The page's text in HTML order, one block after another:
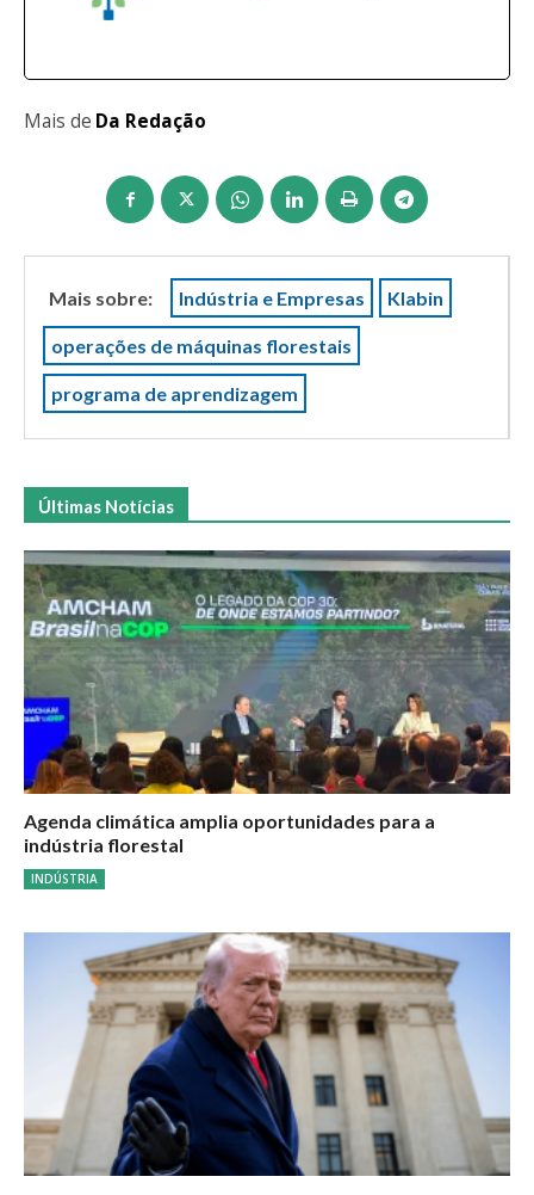
Mais de Da Redação
Mais sobre: Indústria e Empresas Klabin
operações de máquinas florestais
programa de aprendizagem
Últimas Notícias
Agenda climática amplia oportunidades para a
indústria florestal
INDÚSTRIA